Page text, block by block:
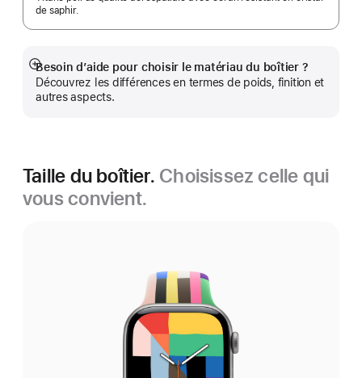
de saphir.
Besoin d’aide pour choisir le matériau du boîtier ?
Découvrez les différences en termes de poids, finition et
autres aspects.
Afficher
plus
Taille du boîtier. Choisissez celle qui
vous convient.